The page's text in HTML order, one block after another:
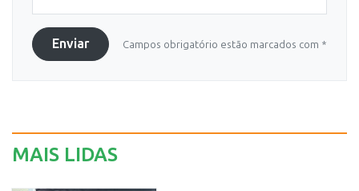
Enviar Campos obrigatório estão marcados com *
MAIS LIDAS